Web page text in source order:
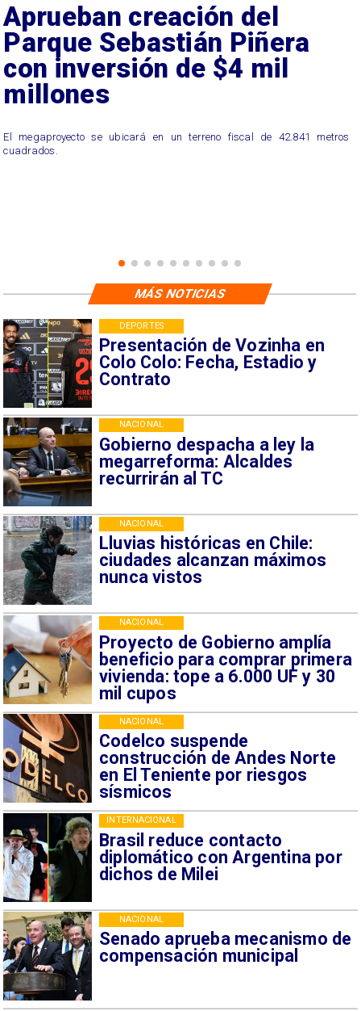
Aprueban creación del
Parque Sebastián Piñera
con inversión de $4 mil
millones
El megaproyecto se ubicará en un terreno fiscal de 42.841 metros
cuadrados.
Presentación de Vozinha en
Colo Colo: Fecha, Estadio y
Contrato
DEPORTES
Gobierno despacha a ley la
megarreforma: Alcaldes
recurrirán al TC
NACIONAL
Lluvias históricas en Chile:
ciudades alcanzan máximos
nunca vistos
NACIONAL
Proyecto de Gobierno amplía
beneficio para comprar primera
vivienda: tope a 6.000 UF y 30
mil cupos
NACIONAL
Codelco suspende
construcción de Andes Norte
en El Teniente por riesgos
sísmicos
NACIONAL
Brasil reduce contacto
diplomático con Argentina por
dichos de Milei
INTERNACIONAL
Senado aprueba mecanismo de
compensación municipal
NACIONAL
MÁS NOTICIAS